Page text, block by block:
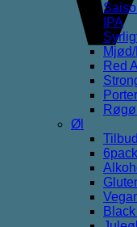
IPA
Red
Røgøl
Øl
Tilbud